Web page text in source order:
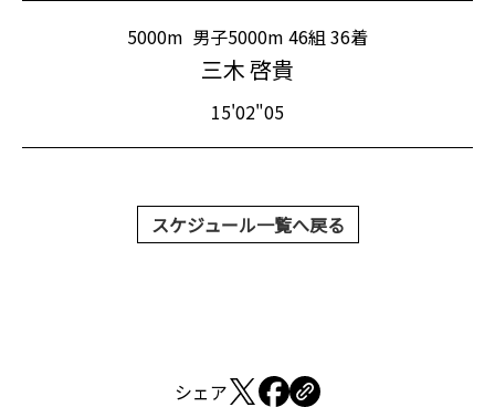
5000m 男子5000m 46組 36着
三木 啓貴
15'02"05
スケジュール一覧へ戻る
シェア